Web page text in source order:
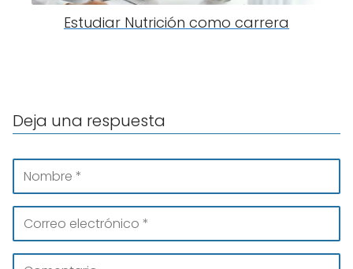
Estudiar Nutrición como carrera
Deja una respuesta